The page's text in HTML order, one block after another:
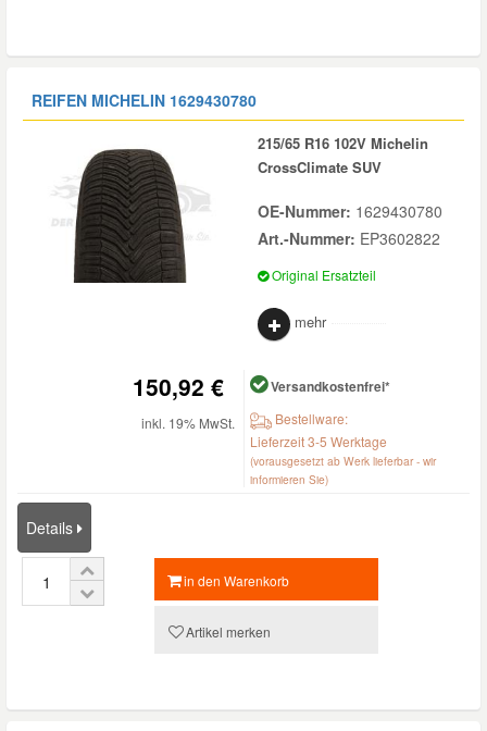
REIFEN MICHELIN 1629430780
215/65 R16 102V Michelin
CrossClimate SUV
OE-Nummer: 1629430780
Art.-Nummer: EP3602822
Original Ersatzteil
mehr
150,92 €
inkl. 19% MwSt.
Versandkostenfrei*
Bestellware:
Lieferzeit 3-5 Werktage
(vorausgesetzt ab Werk lieferbar - wir
informieren Sie)
Details
in den Warenkorb
Artikel merken